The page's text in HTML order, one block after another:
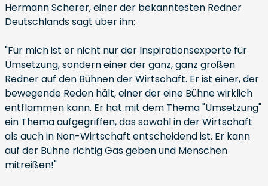
Hermann Scherer, einer der bekanntesten Redner
Deutschlands sagt über ihn:
"Für mich ist er nicht nur der Inspirationsexperte für
Umsetzung, sondern einer der ganz, ganz großen
Redner auf den Bühnen der Wirtschaft. Er ist einer, der
bewegende Reden hält, einer der eine Bühne wirklich
entflammen kann. Er hat mit dem Thema "Umsetzung"
ein Thema aufgegriffen, das sowohl in der Wirtschaft
als auch in Non-Wirtschaft entscheidend ist. Er kann
auf der Bühne richtig Gas geben und Menschen
mitreißen!"